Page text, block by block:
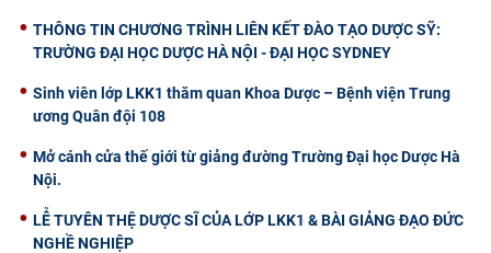
THÔNG TIN CHƯƠNG TRÌNH LIÊN KẾT ĐÀO TẠO DƯỢC SỸ:
TRƯỜNG ĐẠI HỌC DƯỢC HÀ NỘI - ĐẠI HỌC SYDNEY
Sinh viên lớp LKK1 thăm quan Khoa Dược – Bệnh viện Trung
ương Quân đội 108
Mở cánh cửa thế giới từ giảng đường Trường Đại học Dược Hà
Nội.
LỄ TUYÊN THỆ DƯỢC SĨ CỦA LỚP LKK1 & BÀI GIẢNG ĐẠO ĐỨC
NGHỀ NGHIỆP